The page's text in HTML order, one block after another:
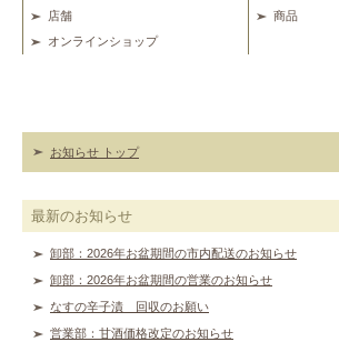
店舗
商品
オンラインショップ
お知らせ トップ
最新のお知らせ
卸部：2026年お盆期間の市内配送のお知らせ
卸部：2026年お盆期間の営業のお知らせ
なすの辛子漬 回収のお願い
営業部：甘酒価格改定のお知らせ